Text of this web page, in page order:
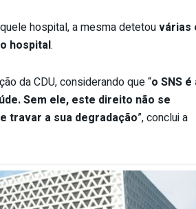
hospital, a mesma detetouvárias
hospital.
da CDU, considerando que “o SNS é
Sem ele, este direito não se
travar a sua degradação”, conclui a